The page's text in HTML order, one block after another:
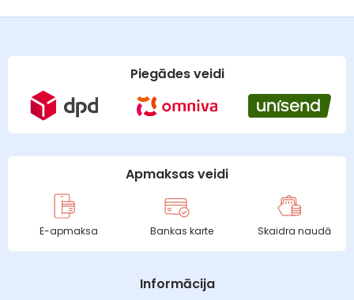
Piegādes veidi
Apmaksas veidi
E-apmaksa Bankas karte Skaidra naudā
Informācija